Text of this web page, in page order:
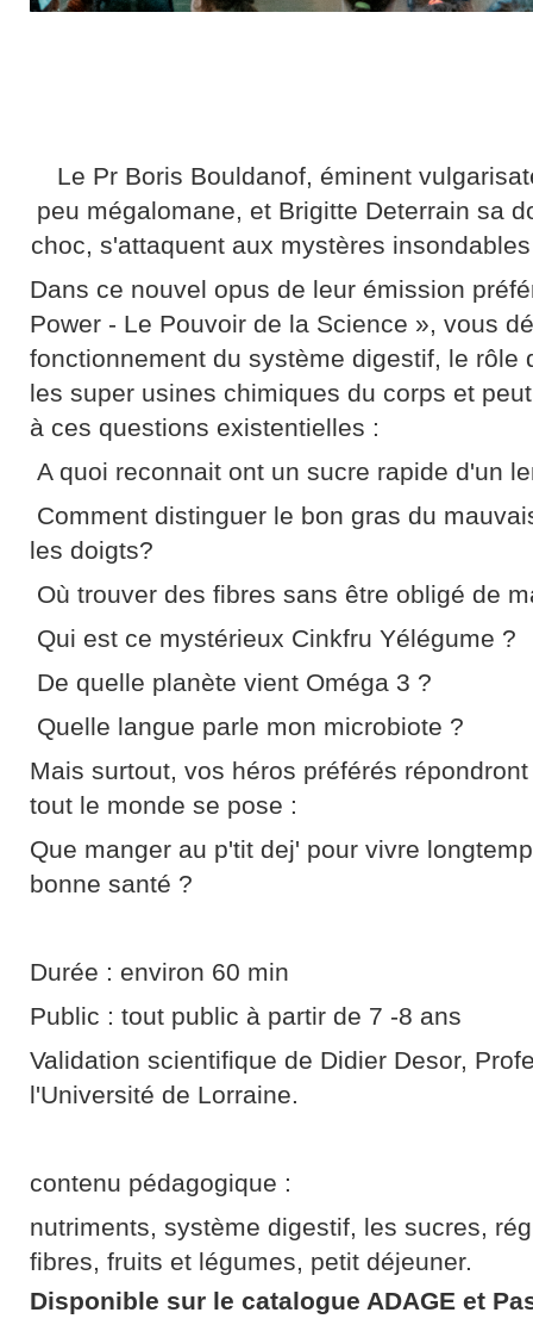
Le Pr Boris Bouldanof, éminent
peu mégalomane, et Brigitte Deterrain sa
choc, s'attaquent aux mystères
Dans ce nouvel opus de leur émission
Power - Le Pouvoir de la Science », vous
fonctionnement du système digestif, le rôle
les super usines chimiques du corps et
à ces questions existentielles :
A quoi reconnait ont un sucre rapide d'un
Comment distinguer le bon gras du
les doigts?
Où trouver des fibres sans être obligé de
Qui est ce mystérieux Cinkfru Yélégume ?
De quelle planète vient Oméga 3 ?
Quelle langue parle mon microbiote ?
Mais surtout, vos héros préférés
tout le monde se pose :
Que manger au p'tit dej' pour vivre
bonne santé ?
Durée : environ 60 min
Public : tout public à partir de 7 -8 ans
Validation scientifique de Didier Desor,
l'Université de Lorraine.
contenu pédagogique :
nutriments, système digestif, les sucres,
fibres, fruits et légumes, petit déjeuner.
Disponible sur le catalogue ADAGE et